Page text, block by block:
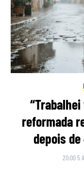
reformada
depois
20:00 5